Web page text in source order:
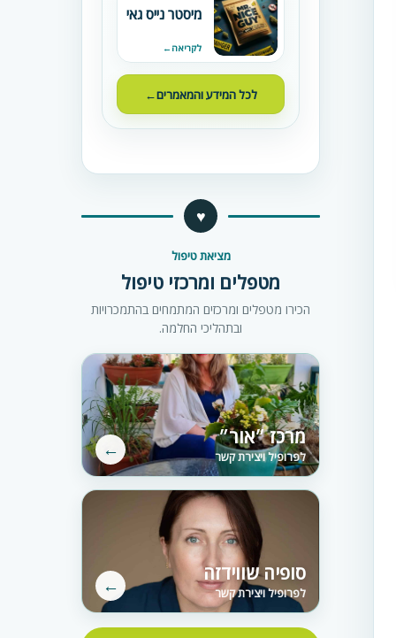
מיסטר נייס גאי
לקריאה ←
לכל המידע והמאמרים←
♥
מציאת טיפול
מטפלים ומרכזי טיפול
הכירו מטפלים ומרכזים המתמחים בהתמכרויות
ובתהליכי החלמה.
מרכז ״אור״
לפרופיל ויצירת קשר ←
סופיה שווידזה
לפרופיל ויצירת קשר ←